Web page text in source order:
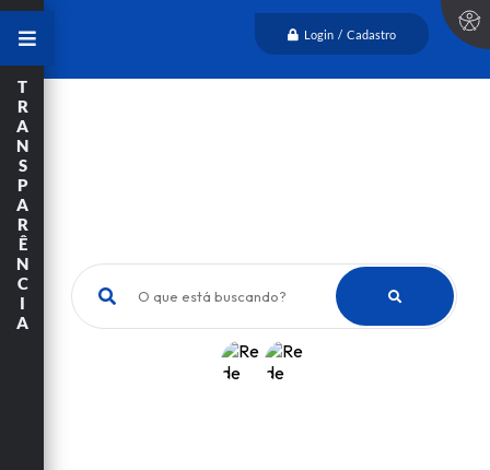
Login / Cadastro
O que está buscando?
T
R
A
N
S
P
A
R
Ê
N
C
I
A